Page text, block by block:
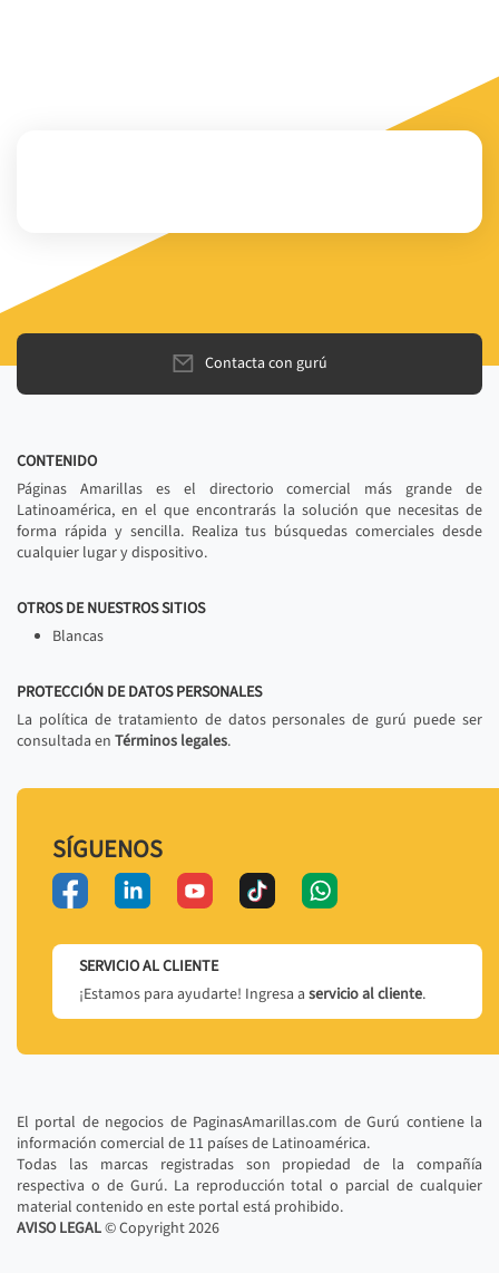
Contacta con gurú
CONTENIDO
Páginas Amarillas es el directorio comercial más grande de
Latinoamérica, en el que encontrarás la solución que necesitas de
forma rápida y sencilla. Realiza tus búsquedas comerciales desde
cualquier lugar y dispositivo.
OTROS DE NUESTROS SITIOS
Blancas
PROTECCIÓN DE DATOS PERSONALES
La política de tratamiento de datos personales de gurú puede ser
consultada en Términos legales.
SÍGUENOS
SERVICIO AL CLIENTE
¡Estamos para ayudarte! Ingresa a servicio al cliente.
El portal de negocios de PaginasAmarillas.com de Gurú contiene la
información comercial de 11 países de Latinoamérica.
Todas las marcas registradas son propiedad de la compañía
respectiva o de Gurú. La reproducción total o parcial de cualquier
material contenido en este portal está prohibido.
AVISO LEGAL© Copyright2026